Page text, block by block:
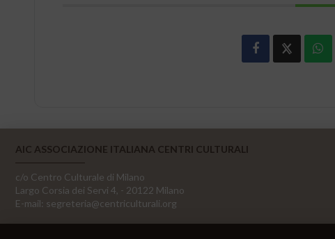
AIC ASSOCIAZIONE ITALIANA CENTRI CULTURALI
c/o Centro Culturale di Milano
Largo Corsia dei Servi 4, - 20122 Milano
E-mail: segreteria@centriculturali.org